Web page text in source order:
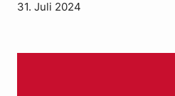
31. Juli 2024